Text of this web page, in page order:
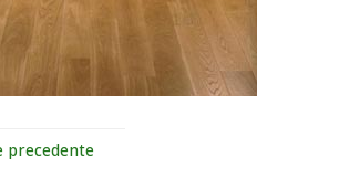
precedente